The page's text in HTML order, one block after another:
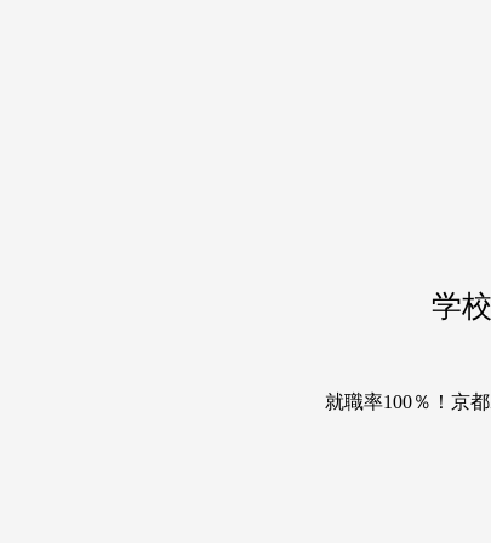
学
就職率100％！京